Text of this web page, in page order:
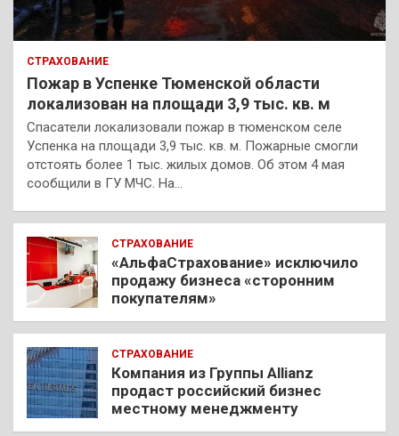
СТРАХОВАНИЕ
Пожар в Успенке Тюменской области
локализован на площади 3,9 тыс. кв. м
Спасатели локализовали пожар в тюменском селе
Успенка на площади 3,9 тыс. кв. м. Пожарные смогли
отстоять более 1 тыс. жилых домов. Об этом 4 мая
сообщили в ГУ МЧС. На…
СТРАХОВАНИЕ
«АльфаСтрахование» исключило
продажу бизнеса «сторонним
покупателям»
СТРАХОВАНИЕ
Компания из Группы Allianz
продаст российский бизнес
местному менеджменту